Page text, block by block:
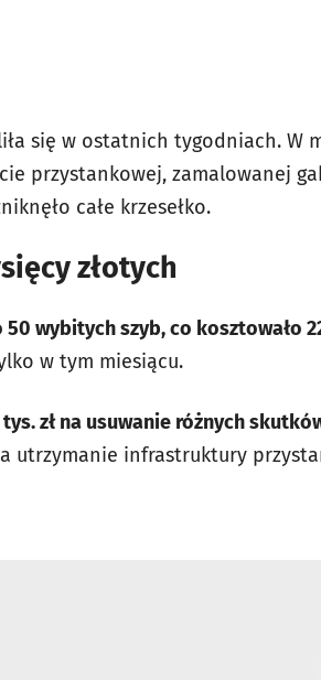
się w ostatnich tygodniach. W
przystankowej, zamalowanej
całe krzesełko.
złotych
wybitych szyb, co kosztowało
w tym miesiącu.
tys. zł na usuwanie różnych
utrzymanie infrastruktury